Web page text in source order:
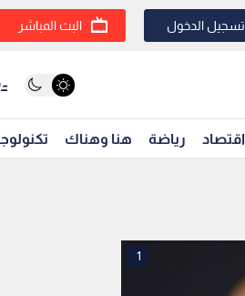
تسجيل الدخول البث المباشر
اقتصاد رياضة هنا وهناك
1